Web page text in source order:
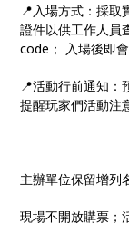
📍入場方式：採取
證件以供工作人員
code； 入場後即
📍活動行前通知：
提醒玩家們活動注
主辦單位保留增列
現場不開放購票；